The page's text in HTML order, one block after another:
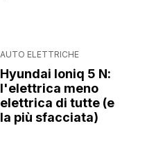
AUTO ELETTRICHE
Hyundai Ioniq 5 N:
l'elettrica meno
elettrica di tutte (e
la più sfacciata)